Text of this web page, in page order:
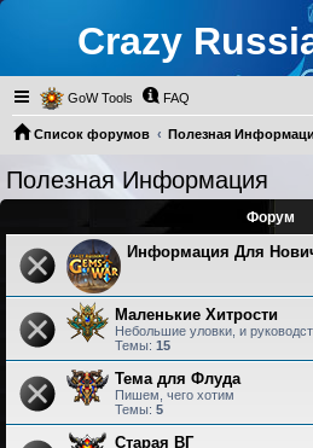
Crazy
GoW Tools FAQ
Список форумов Полезная
Полезная Информация
Форум
Информация Для
Маленькие Хитрости
Небольшие уловки, и
Темы: 15
Тема для Флуда
Пишем, чего хотим
Темы: 5
Старая ВГ